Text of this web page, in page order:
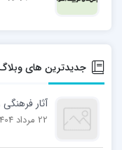
جدیدترین های
آثار
22 مرداد 1404